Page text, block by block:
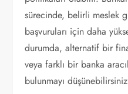
sürecinde, belirli meslek
başvuruları için daha
durumda, alternatif bir
veya farklı bir banka
bulunmayı